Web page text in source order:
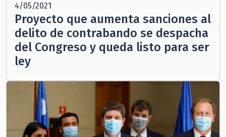
4/05/2021
Proyecto que aumenta sanciones al
delito de contrabando se despacha
del Congreso y queda listo para ser
ley